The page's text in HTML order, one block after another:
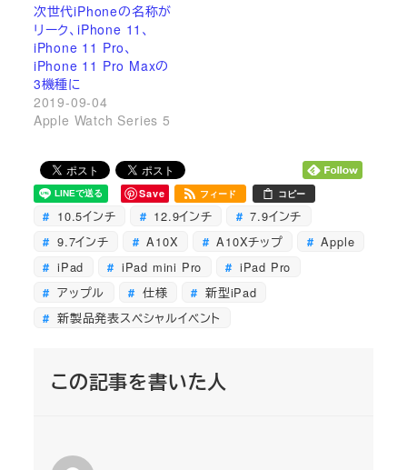
次世代iPhoneの名称が
リーク、iPhone 11、
iPhone 11 Pro、
iPhone 11 Pro Maxの
3機種に
2019-09-04
Apple Watch Series 5
Save フィード コピー
10.5インチ 12.9インチ
7.9インチ
9.7インチ
A10X A10Xチップ
Apple
iPad
iPad mini Pro
iPad Pro
アップル
仕様
新型iPad
新製品発表スペシャルイベント
この記事を書いた人